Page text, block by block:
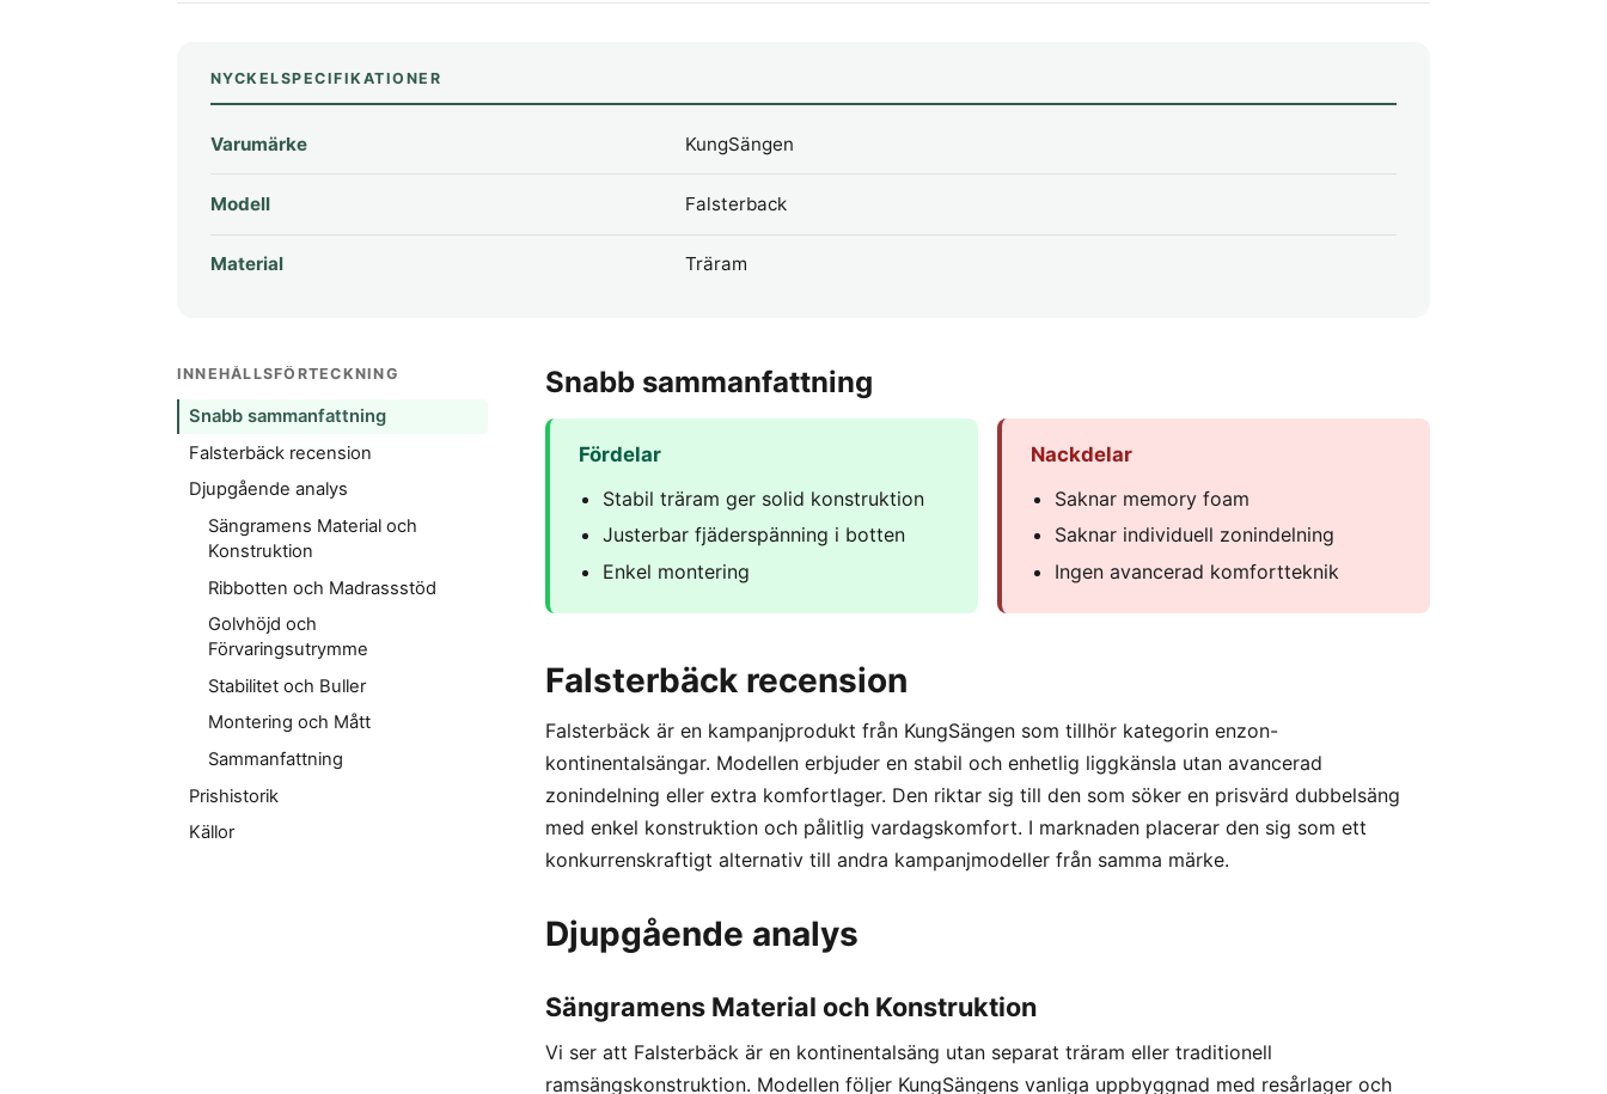
NYCKELSPECIFIKATIONER
Varumärke KungSängen
Modell Falsterback
Material Träram
INNEHÅLLSFÖRTECKNING
Snabb sammanfattning
Falsterbäck recension
Djupgående analys
Sängramens Material och
Konstruktion
Ribbotten och Madrassstöd
Golvhöjd och
Förvaringsutrymme
Stabilitet och Buller
Montering och Mått
Sammanfattning
Prishistorik
Källor
Snabb sammanfattning
Fördelar
Stabil träram ger solid konstruktion
Justerbar fjäderspänning i botten
Enkel montering
Nackdelar
Saknar memory foam
Saknar individuell zonindelning
Ingen avancerad komfortteknik
Falsterbäck recension
Falsterbäck är en kampanjprodukt från KungSängen som tillhör kategorin enzon-
kontinentalsängar. Modellen erbjuder en stabil och enhetlig liggkänsla utan avancerad
zonindelning eller extra komfortlager. Den riktar sig till den som söker en prisvärd dubbelsäng
med enkel konstruktion och pålitlig vardagskomfort. I marknaden placerar den sig som ett
konkurrenskraftigt alternativ till andra kampanjmodeller från samma märke.
Djupgående analys
Sängramens Material och Konstruktion
Vi ser att Falsterbäck är en kontinentalsäng utan separat träram eller traditionell
ramsängskonstruktion. Modellen följer KungSängens vanliga uppbyggnad med resårlager och